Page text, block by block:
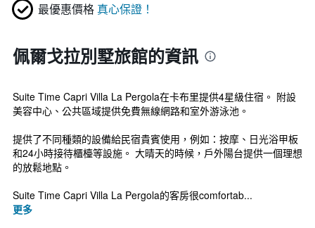
最優惠價格 真心保證！
佩爾戈拉別墅旅館的資訊
Suite Time Capri Villa La Pergola在卡布里提供4星級住宿。 附設
美容中心、公共區域提供免費無線網路和室外游泳池。
提供了不同種類的設備給民宿貴賓使用，例如：按摩、日光浴甲板
和24小時接待櫃檯等設施。 大晴天的時候，戶外陽台提供一個理想
的放鬆地點。
Suite Time Capri Villa La Pergola的客房很comfortab...
更多